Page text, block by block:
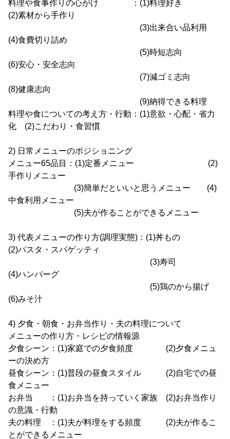
料理や食事作りの心がけ ：(1)料理好き
(2)素材から手作り
(3)出来合い品利用
(4)食費切り詰め
(5)時短志向
(6)安心・安全志向
(7)減ゴミ志向
(8)健康志向
(9)納得できる料理
料理や食についての考え方・行動：(1)意欲・心配・省力
化 (2)こだわり・食習慣
2) 日常メニューのポジショニング
メニュー65品目：(1)定番メニュー (2)
手作りメニュー
(3)簡単だといいと思うメニュー (4)
中食利用メニュー
(5)夫が作ることができるメニュー
3) 代表メニューの作り方(調理実態)：(1)丼もの
(2)パスタ・スパゲッティ
(3)寿司
(4)ハンバーグ
(5)鶏のから揚げ
(6)みそ汁
4) 夕食・朝食・お弁当作り・夫の料理について
メニューの作り方・レシピの情報源
夕食シーン：(1)家庭での夕食頻度 (2)夕食メニュ
ーの決め方
昼食シーン：(1)普段の昼食スタイル (2)自宅での昼
食メニュー
お弁当 ：(1)お弁当を持っていく家族 (2)お弁当作り
の意識・行動
夫の料理 ：(1)夫が料理をする頻度 (2)夫が作るこ
とができるメニュー